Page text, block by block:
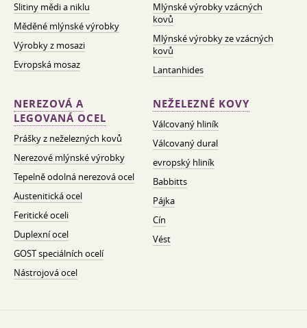
Slitiny mědi a niklu
Měděné mlýnské výrobky
Výrobky z mosazi
Evropská mosaz
Mlýnské výrobky vzácných
kovů
Mlýnské výrobky ze vzácných
kovů
Lantanhides
NEREZOVÁ A
LEGOVANÁ OCEL
Prášky z neželezných kovů
Nerezové mlýnské výrobky
Tepelně odolná nerezová ocel
Austenitická ocel
Feritické oceli
Duplexní ocel
GOST speciálních ocelí
Nástrojová ocel
NEŽELEZNÉ KOVY
Válcovaný hliník
Válcovaný dural
evropský hliník
Babbitts
Pájka
Cín
Vést